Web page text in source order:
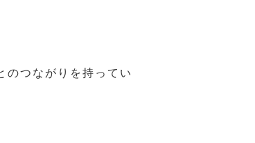
のつながりを持ってい